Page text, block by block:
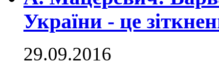
України - це
29.09.2016